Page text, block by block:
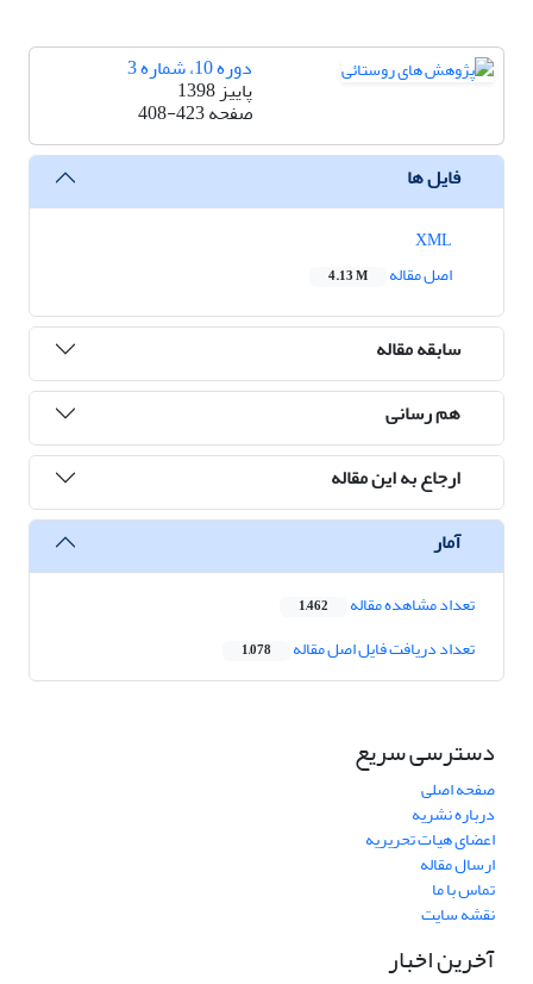
دوره 10، شماره 3
پاییز 1398
صفحه408-423
فایل ها
اصل مقاله
4.13 M
سابقه مقاله
هم رسانی
ارجاع به این مقاله
آمار
تعداد مشاهده مقاله 1,462
تعداد دریافت فایل اصل مقاله 1,078
دسترسی سریع
صفحه اصلی
درباره نشریه
اعضای هیات تحریریه
ارسال مقاله
تماس با ما
نقشه سایت
آخرین اخبار